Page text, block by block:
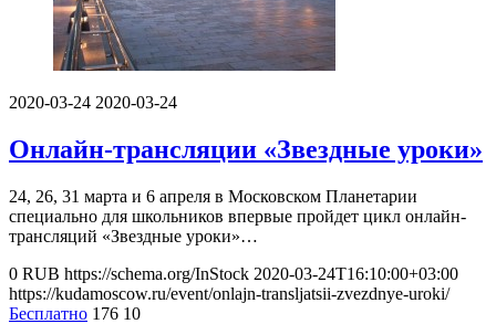
2020-03-24 2020-03-24
Онлайн-трансляции «Звездные уроки»
24, 26, 31 марта и 6 апреля в Московском Планетарии
специально для школьников впервые пройдет цикл онлайн-
трансляций «Звездные уроки»…
0 RUB https://schema.org/InStock 2020-03-24T16:10:00+03:00
https://kudamoscow.ru/event/onlajn-transljatsii-zvezdnye-uroki/
Бесплатно 176 10